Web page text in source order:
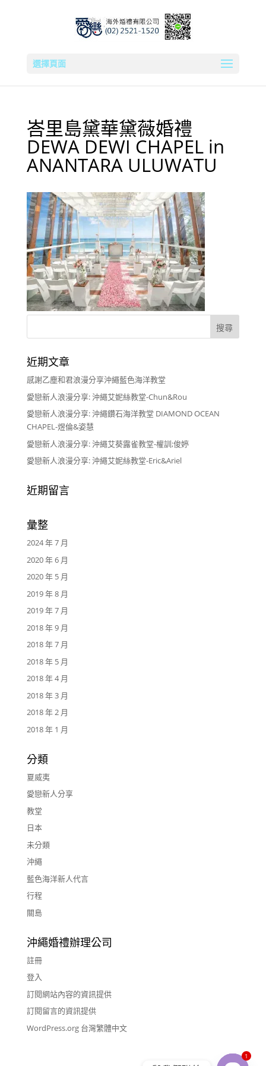
選擇頁面
峇里島黛華黛薇婚禮
DEWA DEWI CHAPEL in
ANANTARA ULUWATU
近期文章
感謝乙塵和君浪漫分享沖繩藍色海洋教堂
愛戀新人浪漫分享: 沖繩艾妮絲教堂-Chun&Rou
愛戀新人浪漫分享: 沖繩鑽石海洋教堂 DIAMOND OCEAN
CHAPEL-煜倫&姿慧
愛戀新人浪漫分享: 沖繩艾葵露雀教堂-權訓;俊婷
愛戀新人浪漫分享: 沖繩艾妮絲教堂-Eric&Ariel
近期留言
彙整
2024 年 7 月
2020 年 6 月
2020 年 5 月
2019 年 8 月
2019 年 7 月
2018 年 9 月
2018 年 7 月
2018 年 5 月
2018 年 4 月
2018 年 3 月
2018 年 2 月
2018 年 1 月
分類
夏威夷
愛戀新人分享
教堂
日本
未分類
沖繩
藍色海洋新人代言
行程
關島
沖繩婚禮辦理公司
註冊
登入
訂閱網站內容的資訊提供
訂閱留言的資訊提供
WordPress.org 台灣繁體中文
1